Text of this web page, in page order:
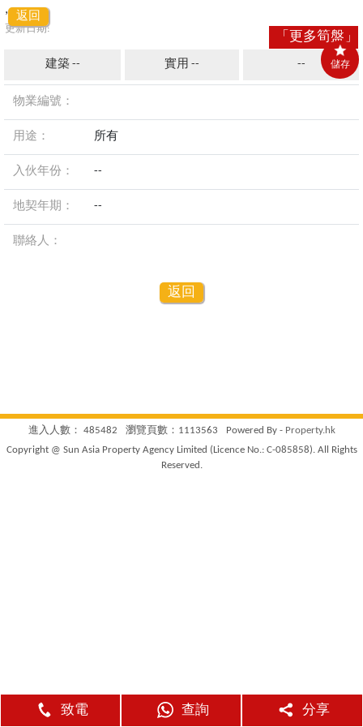
致電 查詢 分享
儲存
,
更新日期:
「更多筍盤」
建築 -- 實用 -- --
返回
物業編號：
用途： 所有
入伙年份： --
地契年期： --
聯絡人：
返回
進入人數： 485482 瀏覽頁數：1113563 Powered By - Property.hk
Copyright @ Sun Asia Property Agency Limited (Licence No.: C-085858). All Rights
Reserved.